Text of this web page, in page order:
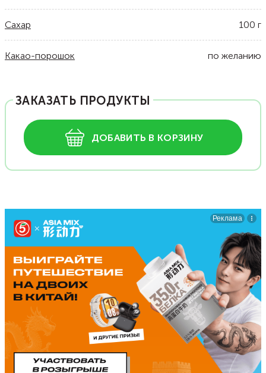
Сахар 100 г
Какао-порошок по желанию
ЗАКАЗАТЬ ПРОДУКТЫ
ДОБАВИТЬ В КОРЗИНУ